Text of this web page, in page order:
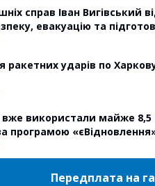
справ Іван Вигівський
евакуацію та
ракетних ударів по
вже використали майже 8,5
програмою
Передплата на